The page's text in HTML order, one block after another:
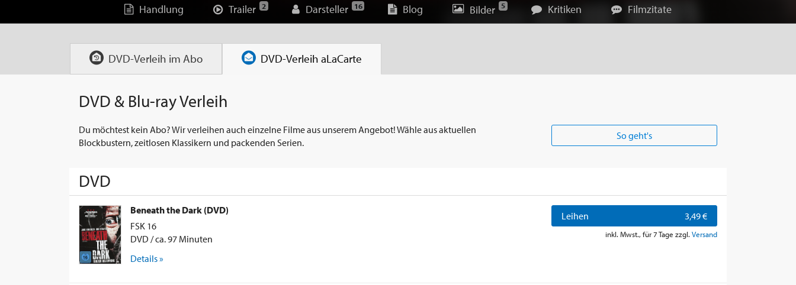
Handlung Trailer 2 Darsteller 16 Blog Bilder 5 Kritiken Filmzitate
DVD-Verleih im Abo DVD-Verleih aLaCarte
DVD & Blu-ray Verleih
Du möchtest kein Abo? Wir verleihen auch einzelne Filme aus unserem Angebot! Wähle aus aktuellen
Blockbustern, zeitlosen Klassikern und packenden Serien.
So geht's
DVD
Beneath the Dark (DVD)
FSK 16
DVD / ca. 97 Minuten
Details »
Leihen 3,49 €
inkl. Mwst., für 7 Tage zzgl. Versand